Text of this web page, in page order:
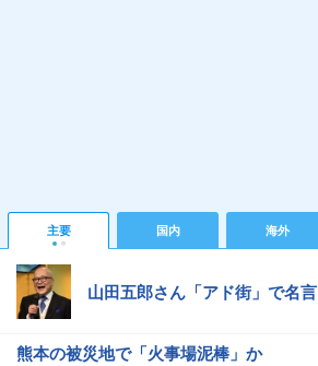
主要 国内 海外
山田五郎さん「アド街」で名言
熊本の被災地で「火事場泥棒」か